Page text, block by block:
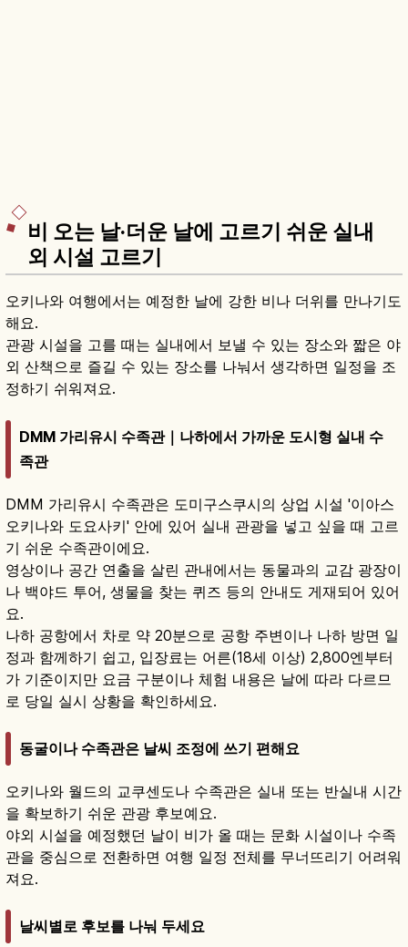
비 오는 날·더운 날에 고르기 쉬운 실내
외 시설 고르기
오키나와 여행에서는 예정한 날에 강한 비나 더위를 만나기도
해요.
관광 시설을 고를 때는 실내에서 보낼 수 있는 장소와 짧은 야
외 산책으로 즐길 수 있는 장소를 나눠서 생각하면 일정을 조
정하기 쉬워져요.
DMM 가리유시 수족관｜나하에서 가까운 도시형 실내 수
족관
DMM 가리유시 수족관은 도미구스쿠시의 상업 시설 '이아스
오키나와 도요사키' 안에 있어 실내 관광을 넣고 싶을 때 고르
기 쉬운 수족관이에요.
영상이나 공간 연출을 살린 관내에서는 동물과의 교감 광장이
나 백야드 투어, 생물을 찾는 퀴즈 등의 안내도 게재되어 있어
요.
나하 공항에서 차로 약 20분으로 공항 주변이나 나하 방면 일
정과 함께하기 쉽고, 입장료는 어른(18세 이상) 2,800엔부터
가 기준이지만 요금 구분이나 체험 내용은 날에 따라 다르므
로 당일 실시 상황을 확인하세요.
동굴이나 수족관은 날씨 조정에 쓰기 편해요
오키나와 월드의 교쿠센도나 수족관은 실내 또는 반실내 시간
을 확보하기 쉬운 관광 후보예요.
야외 시설을 예정했던 날이 비가 올 때는 문화 시설이나 수족
관을 중심으로 전환하면 여행 일정 전체를 무너뜨리기 어려워
져요.
날씨별로 후보를 나눠 두세요